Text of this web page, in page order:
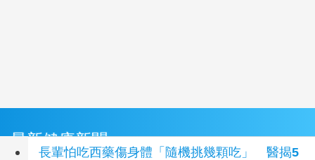
最新健康新聞
長輩怕吃西藥傷身體「隨機挑幾顆吃」 醫揭5